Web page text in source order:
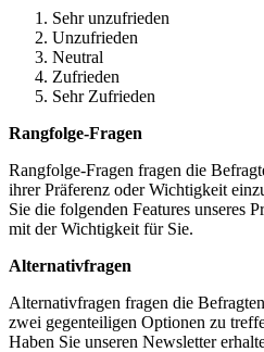
Sehr unzufrieden
Unzufrieden
Neutral
Zufrieden
Sehr Zufrieden
Rangfolge-Fragen
Rangfolge-Fragen fragen die
ihrer Präferenz oder Wichtigkeit
Sie die folgenden Features unseres
mit der Wichtigkeit für Sie.
Alternativfragen
Alternativfragen fragen die
zwei gegenteiligen Optionen zu
Haben Sie unseren Newsletter